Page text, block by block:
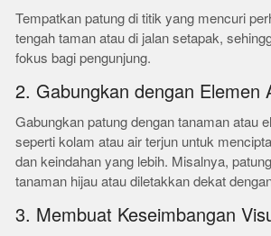
Tempatkan patung di titik yang mencuri
tengah taman atau di jalan setapak,
fokus bagi pengunjung.
2. Gabungkan dengan Elemen
Gabungkan patung dengan tanaman atau
seperti kolam atau air terjun untuk
dan keindahan yang lebih. Misalnya,
tanaman hijau atau diletakkan dekat
3. Membuat Keseimbangan